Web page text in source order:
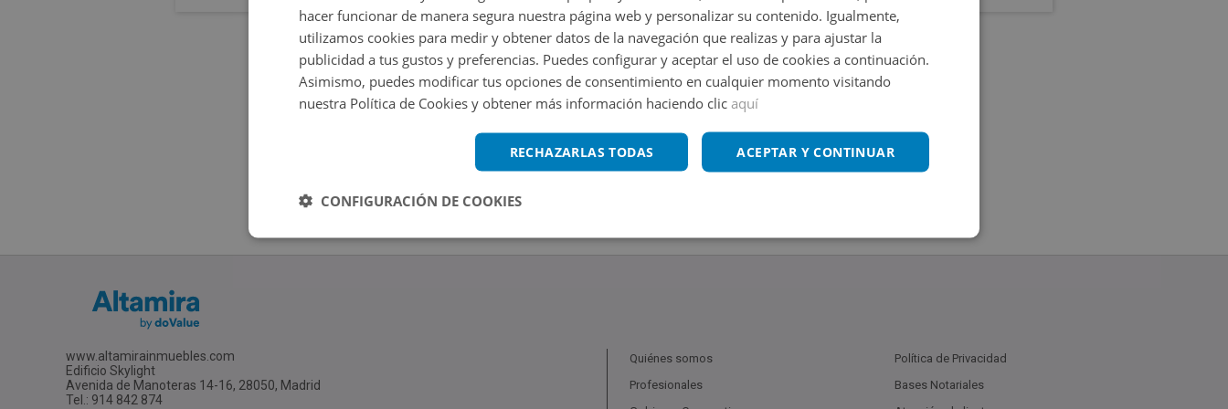
www.altamirainmuebles.com
Edificio Skylight
Avenida de Manoteras 14-16, 28050, Madrid
Tel.: 914 842 874
Quiénes somos
Profesionales
Política de Privacidad
Bases Notariales
hacer funcionar de manera segura nuestra página web y personalizar su contenido. Igualmente,
utilizamos cookies para medir y obtener datos de la navegación que realizas y para ajustar la
publicidad a tus gustos y preferencias. Puedes configurar y aceptar el uso de cookies a continuación.
Asimismo, puedes modificar tus opciones de consentimiento en cualquier momento visitando
nuestra Política de Cookies y obtener más información haciendo clic aquí
ACEPTAR Y CONTINUAR
RECHAZARLAS TODAS
CONFIGURACIÓN DE COOKIES